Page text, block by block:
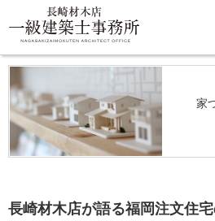
家
長崎材木店が語る福岡注文住